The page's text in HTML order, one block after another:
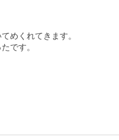
めくれてきます。
です。